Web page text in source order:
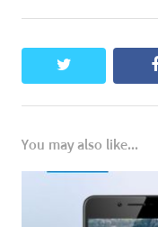
twitter
You may also like...